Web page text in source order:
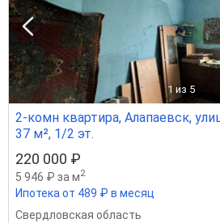
1 из 5
2-комн квартира, Алапаевск,
37 м², 1/2 эт.
220 000 ₽
5 946 ₽ за м2
Ипотека от 489 ₽ в месяц
Свердловская область